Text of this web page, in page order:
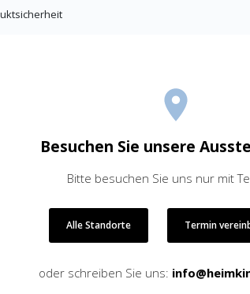
Besuchen Sie unsere
Bitte besuchen Sie uns nur mit
Alle Standorte Termin
oder schreiben Sie uns: